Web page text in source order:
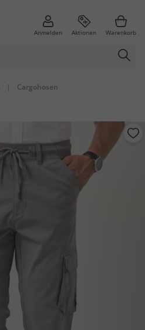
Anmelden Aktionen Warenkorb
| Cargohosen